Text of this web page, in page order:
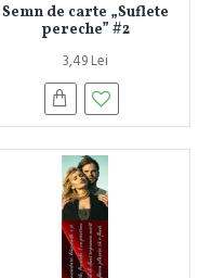
Semn de carte „Suflete
pereche” #2
3,49 Lei